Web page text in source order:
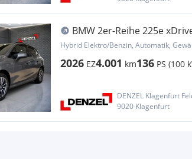
BMW 2er-Reihe 225e
Aut.
Hybrid Elektro/Benzin, Automatik,
2026 EZ4.001 km136 PS (100
9020 Klagenfurt